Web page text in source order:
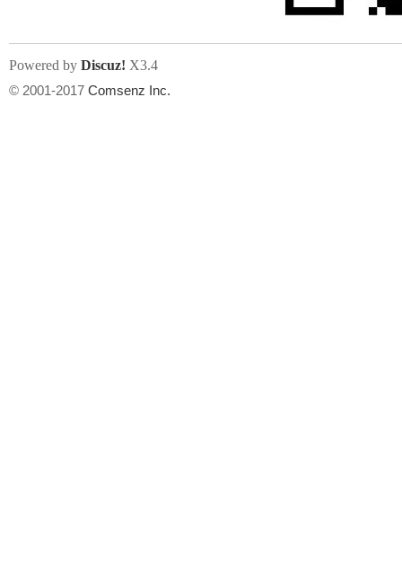
Powered by Discuz! X3.4
© 2001-2017 Comsenz Inc.